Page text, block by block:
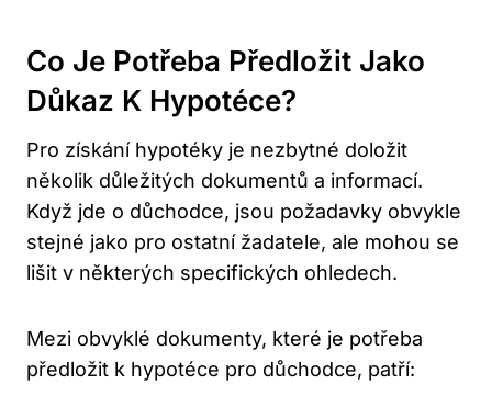
Co Je Potřeba Předložit Jako
Důkaz K Hypotéce?
Pro získání hypotéky je nezbytné doložit
několik důležitých dokumentů a informací.
Když jde o důchodce, jsou požadavky obvykle
stejné jako pro ostatní žadatele, ale mohou se
lišit v některých specifických ohledech.
Mezi obvyklé dokumenty, které je potřeba
předložit k hypotéce pro důchodce, patří: